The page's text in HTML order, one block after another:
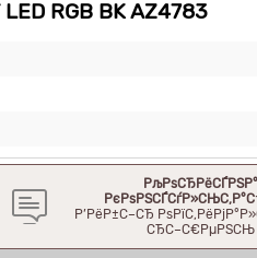
RGB BK AZ4783
РљРѕСЂРёСЃРЅР°
Р’РёР±С–СЂ
СЂС–С€РµРЅСЊ